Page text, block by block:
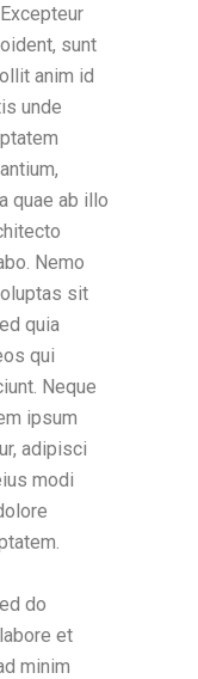
sunt
anim id
unde
quae ab illo
Nemo
sit
quia
qui
Neque
ipsum
adipisci
modi
do
et
minim